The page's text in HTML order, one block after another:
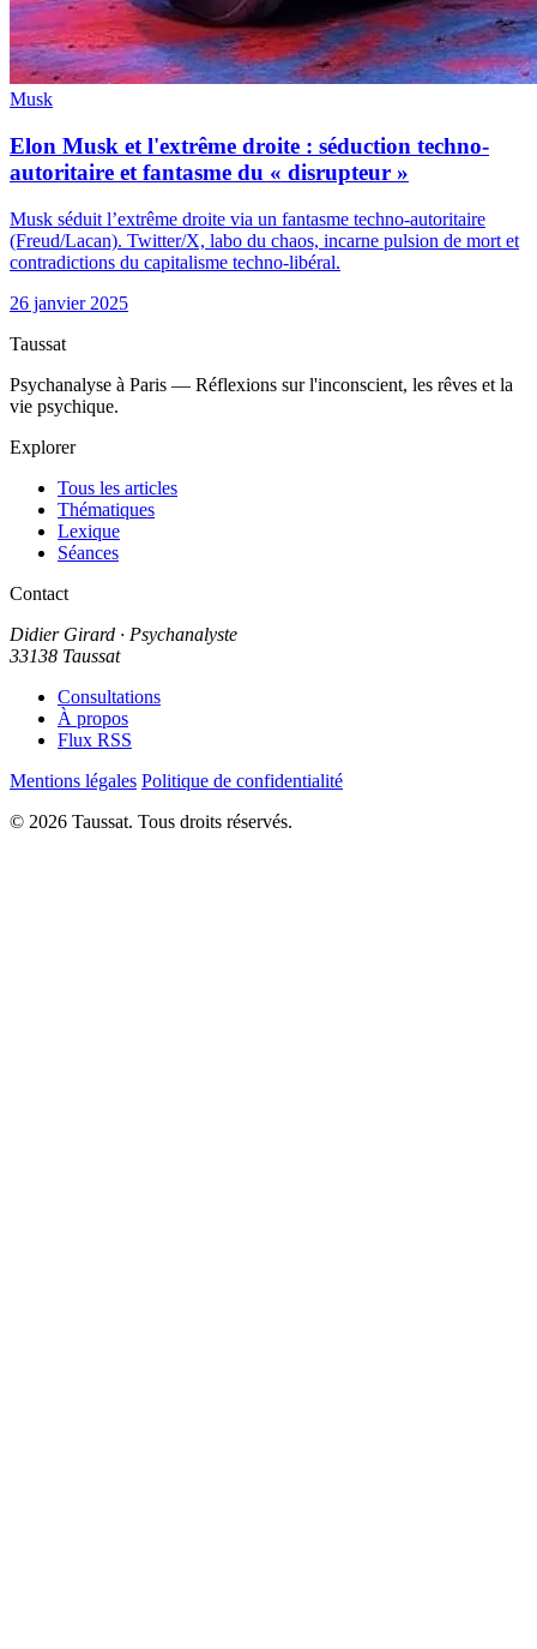
Musk
Elon Musk et l'extrême droite : séduction techno-
autoritaire et fantasme du « disrupteur »
Musk séduit l’extrême droite via un fantasme techno-autoritaire
(Freud/Lacan). Twitter/X, labo du chaos, incarne pulsion de mort et
contradictions du capitalisme techno-libéral.
26 janvier 2025
Taussat
Psychanalyse à Paris — Réflexions sur l'inconscient, les rêves et la
vie psychique.
Explorer
Tous les articles
Thématiques
Lexique
Séances
Contact
Didier Girard · Psychanalyste
33138 Taussat
Consultations
À propos
Flux RSS
Mentions légales Politique de confidentialité
© 2026 Taussat. Tous droits réservés.